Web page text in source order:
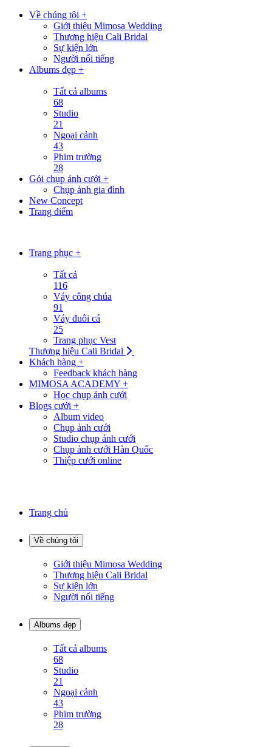
Về chúng tôi +
Giới thiệu Mimosa Wedding
Thương hiệu Cali Bridal
Sự kiện lớn
Người nổi tiếng
Albums đẹp +
Tất cả albums
68
Studio
21
Ngoại cảnh
43
Phim trường
28
Gói chụp ảnh cưới +
Chụp ảnh gia đình
New Concept
Trang điểm
Trang phục +
Tất cả
116
Váy công chúa
91
Váy đuôi cá
25
Trang phục Vest
Thương hiệu Cali Bridal
Khách hàng +
Feedback khách hàng
MIMOSA ACADEMY +
Học chụp ảnh cưới
Blogs cưới +
Album video
Chụp ảnh cưới
Studio chụp ảnh cưới
Chụp ảnh cưới Hàn Quốc
Thiệp cưới online
Trang chủ
Về chúng tôi
Giới thiệu Mimosa Wedding
Thương hiệu Cali Bridal
Sự kiện lớn
Người nổi tiếng
Albums đẹp
Tất cả albums
68
Studio
21
Ngoại cảnh
43
Phim trường
28